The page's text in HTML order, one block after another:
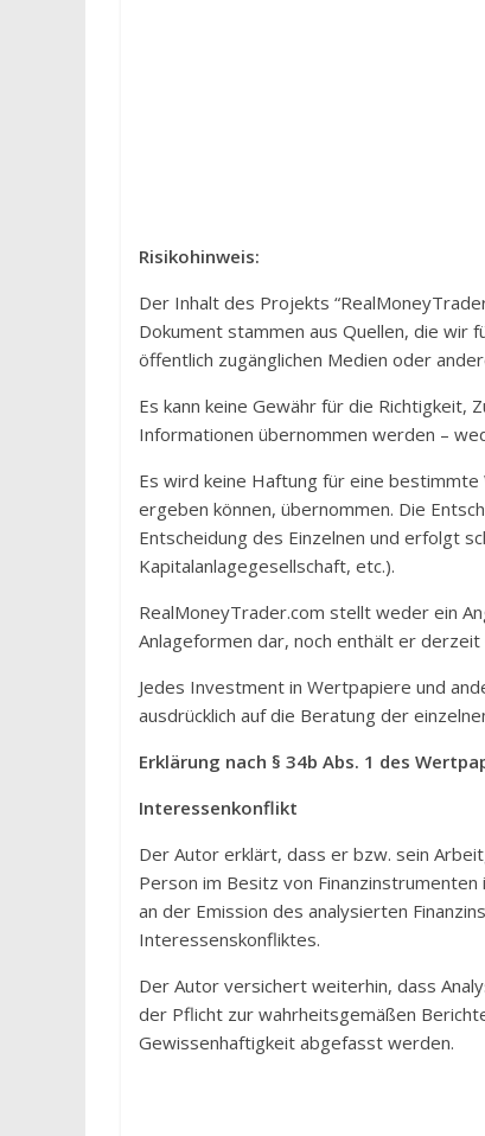
Risikohinweis:
Der Inhalt des Projekts
Dokument stammen aus Quellen, die wir
öffentlich zugänglichen Medien oder
Es kann keine Gewähr für die Richtigkeit,
Informationen übernommen werden –
Es wird keine Haftung für eine
ergeben können, übernommen. Die
Entscheidung des Einzelnen und erfolgt
Kapitalanlagegesellschaft, etc.).
RealMoneyTrader.com stellt weder ein
Anlageformen dar, noch enthält er
Jedes Investment in Wertpapiere und
ausdrücklich auf die Beratung der
Erklärung nach § 34b Abs. 1 des
Interessenkonflikt
Der Autor erklärt, dass er bzw. sein
Person im Besitz von
an der Emission des analysierten
Interessenskonfliktes.
Der Autor versichert weiterhin, dass
der Pflicht zur wahrheitsgemäßen
Gewissenhaftigkeit abgefasst werden.